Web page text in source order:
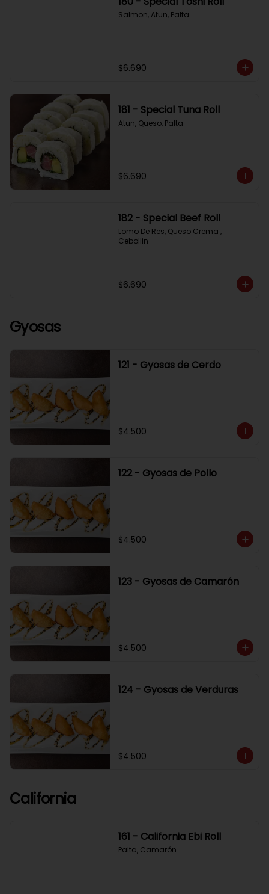
Salmon, Atun, Palta
$6.690
181 - Special Tuna Roll
Atun, Queso, Palta
$6.690
182 - Special Beef Roll
Lomo De Res, Queso Crema ,
Cebollin
$6.690
Gyosas
121 - Gyosas de Cerdo
$4.500
122 - Gyosas de Pollo
$4.500
123 - Gyosas de Camarón
$4.500
124 - Gyosas de Verduras
$4.500
California
161 - California Ebi Roll
Palta, Camarón